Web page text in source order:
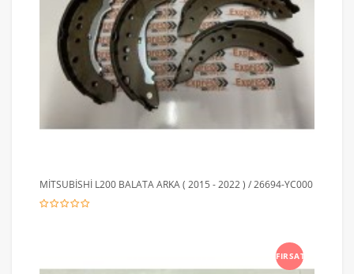
MİTSUBİSHİ L200 BALATA ARKA ( 2015 - 2022 ) / 26694-YC000
FIRSAT